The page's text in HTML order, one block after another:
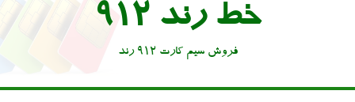
خط رند 912
فروش سیم کارت 912 رند